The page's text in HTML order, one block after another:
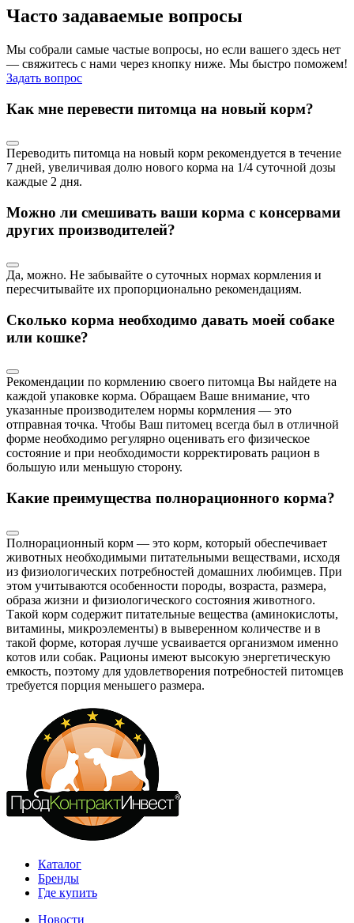
Часто задаваемые вопросы
Мы собрали самые частые вопросы, но если вашего здесь нет
— свяжитесь с нами через кнопку ниже. Мы быстро поможем!
Задать вопрос
Как мне перевести питомца на новый корм?
Переводить питомца на новый корм рекомендуется в течение
7 дней, увеличивая долю нового корма на 1/4 суточной дозы
каждые 2 дня.
Можно ли смешивать ваши корма с консервами
других производителей?
Да, можно. Не забывайте о суточных нормах кормления и
пересчитывайте их пропорционально рекомендациям.
Сколько корма необходимо давать моей собаке
или кошке?
Рекомендации по кормлению своего питомца Вы найдете на
каждой упаковке корма. Обращаем Ваше внимание, что
указанные производителем нормы кормления — это
отправная точка. Чтобы Ваш питомец всегда был в отличной
форме необходимо регулярно оценивать его физическое
состояние и при необходимости корректировать рацион в
большую или меньшую сторону.
Какие преимущества полнорационного корма?
Полнорационный корм — это корм, который обеспечивает
животных необходимыми питательными веществами, исходя
из физиологических потребностей домашних любимцев. При
этом учитываются особенности породы, возраста, размера,
образа жизни и физиологического состояния животного.
Такой корм содержит питательные вещества (аминокислоты,
витамины, микроэлементы) в выверенном количестве и в
такой форме, которая лучше усваивается организмом именно
котов или собак. Рационы имеют высокую энергетическую
емкость, поэтому для удовлетворения потребностей питомцев
требуется порция меньшего размера.
Каталог
Бренды
Где купить
Новости